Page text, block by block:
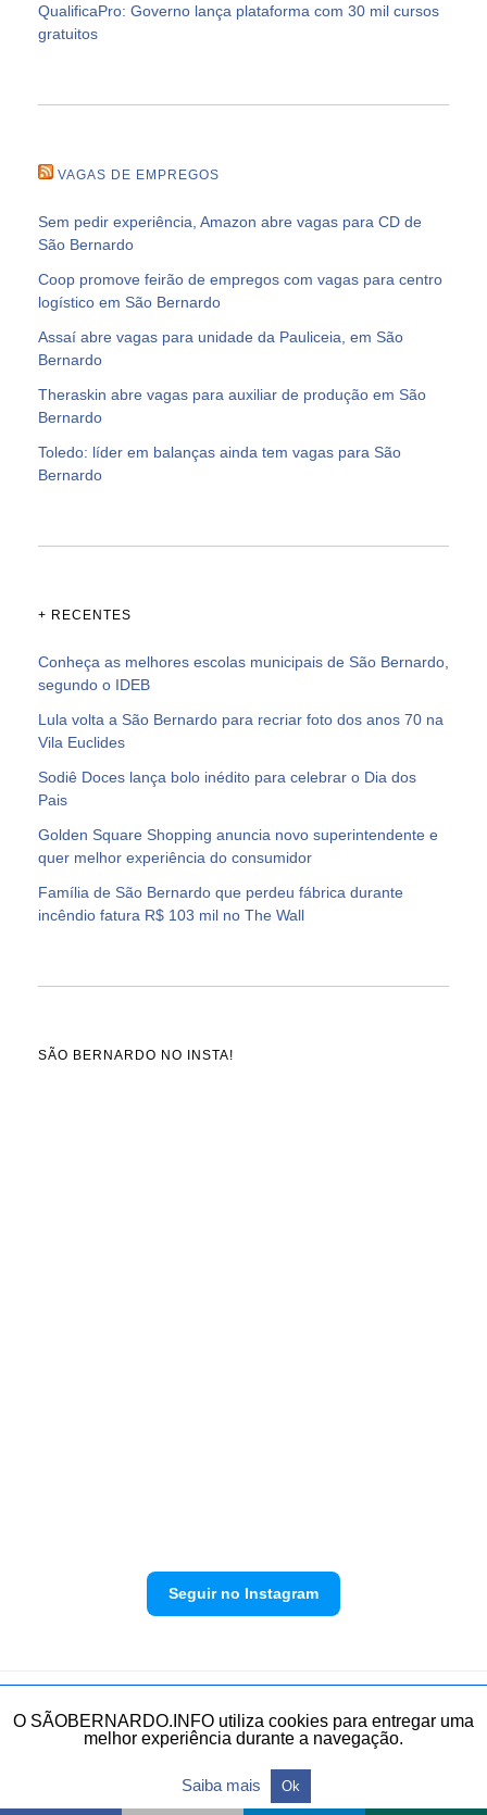
QualificaPro: Governo lança plataforma com 30 mil cursos
gratuitos
VAGAS DE EMPREGOS
Sem pedir experiência, Amazon abre vagas para CD de
São Bernardo
Coop promove feirão de empregos com vagas para centro
logístico em São Bernardo
Assaí abre vagas para unidade da Pauliceia, em São
Bernardo
Theraskin abre vagas para auxiliar de produção em São
Bernardo
Toledo: líder em balanças ainda tem vagas para São
Bernardo
+ RECENTES
Conheça as melhores escolas municipais de São Bernardo,
segundo o IDEB
Lula volta a São Bernardo para recriar foto dos anos 70 na
Vila Euclides
Sodiê Doces lança bolo inédito para celebrar o Dia dos
Pais
Golden Square Shopping anuncia novo superintendente e
quer melhor experiência do consumidor
Família de São Bernardo que perdeu fábrica durante
incêndio fatura R$ 103 mil no The Wall
SÃO BERNARDO NO INSTA!
Seguir no Instagram
Política de privacidade Envie sua denúncia
O SÃOBERNARDO.INFO utiliza cookies para entregar uma
melhor experiência durante a navegação.
Saiba mais Ok